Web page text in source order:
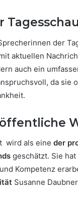
Tagesschau
der
aktuellen
auch ein
da sie
wird als eine der
geschätzt. Sie
Kompetenz
Susanne